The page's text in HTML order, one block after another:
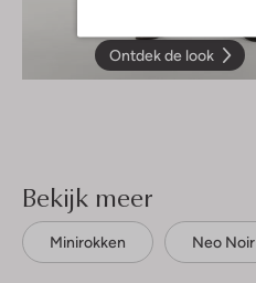
Ontdek de look
Bekijk meer
Minirokken Neo Noir